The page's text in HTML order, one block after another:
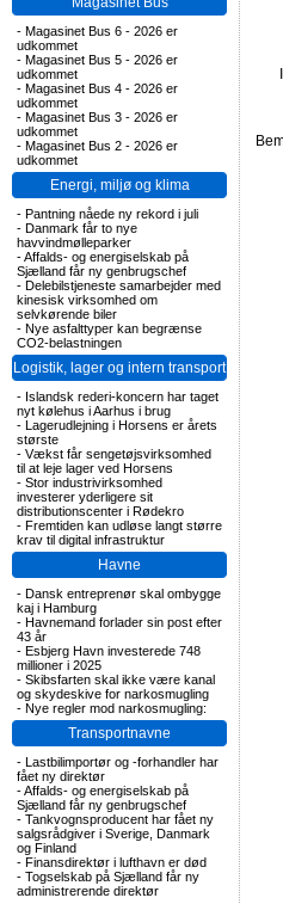
- Magasinet Bus 6 - 2026 er
udkommet
- Magasinet Bus 5 - 2026 er
udkommet
- Magasinet Bus 4 - 2026 er
udkommet
- Magasinet Bus 3 - 2026 er
udkommet
- Magasinet Bus 2 - 2026 er
udkommet
Energi, miljø og klima
- Pantning nåede ny rekord i juli
- Danmark får to nye
havvindmølleparker
-Affalds- og energiselskab på
Sjælland får ny genbrugschef
- Delebilstjeneste samarbejder med
kinesisk virksomhed om
selvkørende biler
- Nye asfalttyper kan begrænse
CO2-belastningen
Logistik, lager og intern transport
- Islandsk rederi-koncern har taget
nyt kølehus i Aarhus i brug
- Lagerudlejning i Horsens er årets
største
- Vækst får sengetøjsvirksomhed
til at leje lager ved Horsens
- Stor industrivirksomhed
investerer yderligere sit
distributionscenter i Rødekro
- Fremtiden kan udløse langt større
krav til digital infrastruktur
Havne
- Dansk entreprenør skal ombygge
kaj i Hamburg
- Havnemand forlader sin post efter
43 år
- Esbjerg Havn investerede 748
millioner i 2025
- Skibsfarten skal ikke være kanal
og skydeskive for narkosmugling
- Nye regler mod narkosmugling:
Transportnavne
- Lastbilimportør og -forhandler har
fået ny direktør
-Affalds- og energiselskab på
Sjælland får ny genbrugschef
- Tankvognsproducent har fået ny
salgsrådgiver i Sverige, Danmark
og Finland
- Finansdirektør i lufthavn er død
- Togselskab på Sjælland får ny
administrerende direktør